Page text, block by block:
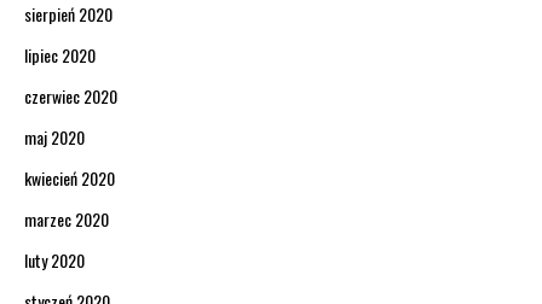
sierpień 2020
lipiec 2020
czerwiec 2020
maj 2020
kwiecień 2020
marzec 2020
luty 2020